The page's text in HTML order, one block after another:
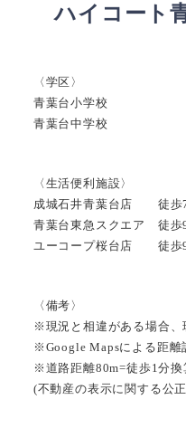
ハイコート
〈学区〉
青葉台小学校
青葉台中学校
〈生活便利施設〉
成城石井青葉台店 徒歩7
青葉台東急スクエア 徒歩
ユーコープ桜台店 徒歩9
〈備考〉
※現況と相違がある場合、
※Google Mapsによる距離
※道路距離80m=徒歩1分換
(不動産の表示に関する公